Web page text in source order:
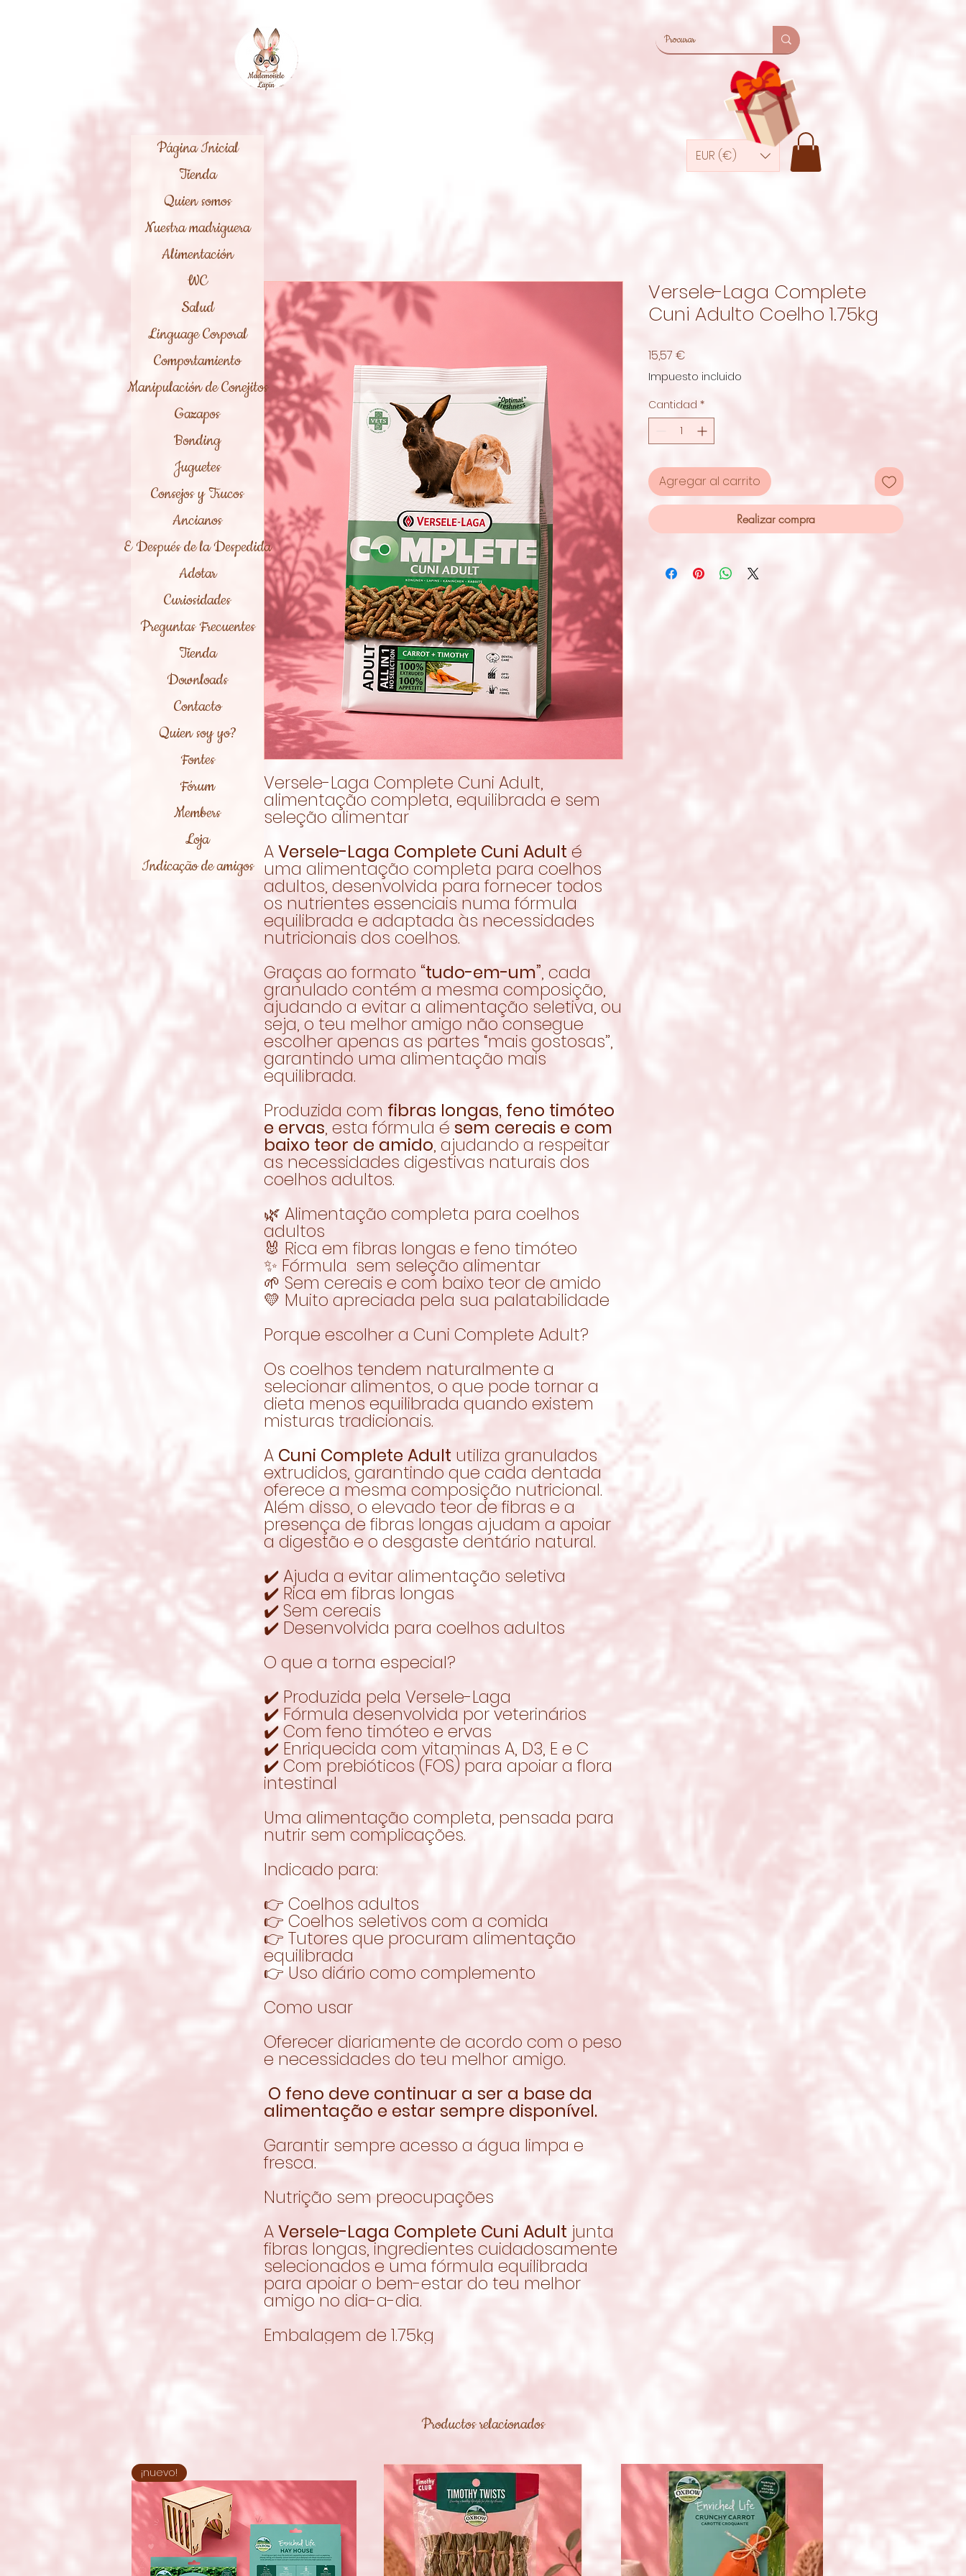
EUR (€)
Versele-Laga Complete Cuni Adult,
alimentação completa, equilibrada e sem
seleção alimentar
AVersele-Laga Complete Cuni Adult é
uma alimentação completa para coelhos
adultos, desenvolvida para fornecer todos
os nutrientes essenciais numa fórmula
equilibrada e adaptada às necessidades
nutricionais dos coelhos.
Graças ao formato “tudo-em-um”, cada
granulado contém a mesma composição,
ajudando a evitar a alimentação seletiva, ou
seja, o teu melhor amigo não consegue
escolher apenas as partes “mais gostosas”,
garantindo uma alimentação mais
equilibrada.
Produzida com fibras longas, feno timóteo
e ervas, esta fórmula é sem cereais e com
baixo teor de amido, ajudando a respeitar
as necessidades digestivas naturais dos
coelhos adultos.
🌿 Alimentação completa para coelhos
adultos
🐰 Rica em fibras longas e feno timóteo
✨ Fórmula sem seleção alimentar
🌱 Sem cereais e com baixo teor de amido
💛 Muito apreciada pela sua palatabilidade
Porque escolher a Cuni Complete Adult?
Os coelhos tendem naturalmente a
selecionar alimentos, o que pode tornar a
dieta menos equilibrada quando existem
misturas tradicionais.
A Cuni Complete Adult utiliza granulados
extrudidos, garantindo que cada dentada
oferece a mesma composição nutricional.
Além disso, o elevado teor de fibras e a
presença de fibras longas ajudam a apoiar
a digestão e o desgaste dentário natural.
✔️ Ajuda a evitar alimentação seletiva
✔️ Rica em fibras longas
✔️ Sem cereais
✔️ Desenvolvida para coelhos adultos
O que a torna especial?
✔️ Produzida pela Versele-Laga
✔️ Fórmula desenvolvida por veterinários
✔️ Com feno timóteo e ervas
✔️ Enriquecida com vitaminas A, D3, E e C
✔️ Com prebióticos (FOS) para apoiar a flora
intestinal
Uma alimentação completa, pensada para
nutrir sem complicações.
Indicado para:
👉 Coelhos adultos
👉 Coelhos seletivos com a comida
👉 Tutores que procuram alimentação
equilibrada
👉 Uso diário como complemento
Como usar
Oferecer diariamente de acordo com o peso
e necessidades do teu melhor amigo.
O feno deve continuar a ser a base da
alimentação e estar sempre disponível.
Garantir sempre acesso a água limpa e
fresca.
Nutrição sem preocupações
AVersele-Laga Complete Cuni Adult junta
fibras longas, ingredientes cuidadosamente
selecionados e uma fórmula equilibrada
para apoiar o bem-estar do teu melhor
amigo no dia-a-dia.
Embalagem de 1.75kg
Versele-Laga Complete
Cuni Adulto Coelho 1.75kg
15,57 €
Impuesto incluido
Cantidad *
Agregar al carrito
Realizar compra
Productos relacionados
¡nuevo!
Página Inicial
Tienda
Quien somos
Nuestra madriguera
Alimentación
WC
Salud
Linguage Corporal
Comportamiento
Manipulación de Conejitos
Gazapos
Bonding
Juguetes
Consejos y Trucos
Ancianos
E Después de la Despedida
Adotar
Curiosidades
Preguntas Frecuentes
Tienda
Downloads
Contacto
Quien soy yo?
Fontes
Fórum
Members
Loja
Indicação de amigos